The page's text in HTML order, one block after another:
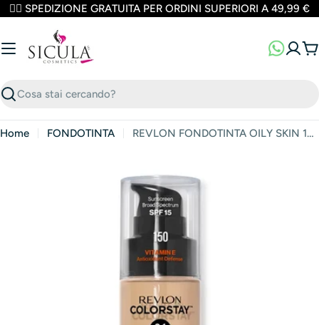
Vai
contenuto
✌🏼 SPEDIZIONE GRATUITA PER ORDINI SUPERIORI A 49,99 €
Cerca
Home FONDOTINTA REVLON FONDOTINTA OILY SKIN 150
media 0 in finestra modale